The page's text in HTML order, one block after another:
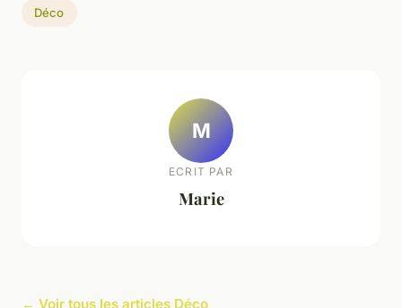
Déco
M
ECRIT PAR
Marie
← Voir tous les articles Déco